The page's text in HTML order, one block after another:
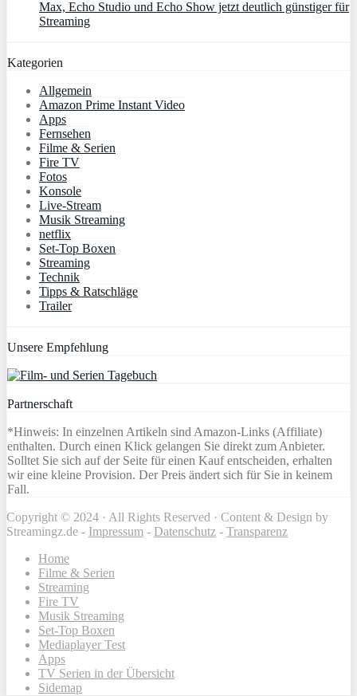
Max, Echo Studio und Echo Show jetzt deutlich günstiger für
Streaming
Kategorien
Allgemein
Amazon Prime Instant Video
Apps
Fernsehen
Filme & Serien
Fire TV
Fotos
Konsole
Live-Stream
Musik Streaming
netflix
Set-Top Boxen
Streaming
Technik
Tipps & Ratschläge
Trailer
Unsere Empfehlung
Partnerschaft
*Hinweis: In einzelnen Artikeln sind Amazon-Links (Affiliate)
enthalten. Durch einen Klick gelangen Sie direkt zum Anbieter.
Solltet Sie sich auf der Seite für einen Kauf entscheiden, erhalten
wir eine kleine Provision. Der Preis ändert sich für Sie in keinem
Fall.
Copyright © 2024 · All Rights Reserved · Content & Design by
Streamingz.de - Impressum - Datenschutz - Transparenz
Home
Filme & Serien
Streaming
Fire TV
Musik Streaming
Set-Top Boxen
Mediaplayer Test
Apps
TV Serien in der Übersicht
Sidemap